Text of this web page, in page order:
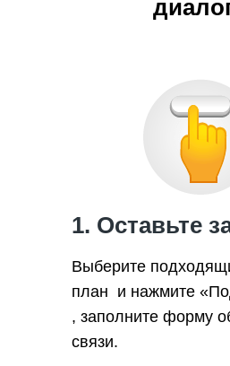
1. Оставьте
Выберите
план и нажмите
, заполните форму
связи.